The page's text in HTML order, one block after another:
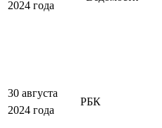
2024 года
30 августа
2024 года
РБК